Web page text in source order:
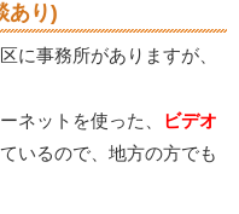
あり)
に事務所がありますが、
ネットを使った、
ビデオ
いるので、地方の方でも